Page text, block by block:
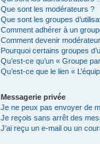
Que sont les modérateurs ?
Que sont les groupes
Comment adhérer à un
Comment devenir
Pourquoi certains groupes
Qu’est-ce qu’un « Groupe
Qu’est-ce que le lien «
Messagerie privée
Je ne peux pas envoyer de
Je reçois sans arrêt des
J’ai reçu un e-mail ou un